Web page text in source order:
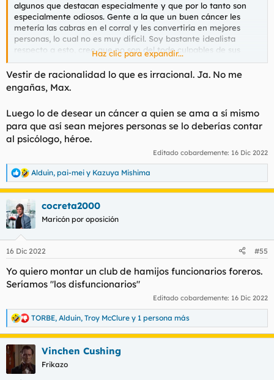
algunos que destacan especialmente y que por lo tanto son
especialmente odiosos. Gente a la que un buen cáncer les
metería las cabras en el corral y les convertiría en mejores
personas, lo cual no es muy difícil. Soy bastante idealista
respecto a esto, creo que no son del todo culpables de sus
delirios y su intensa estupidez, así que pienso que si un cáncer
les sorprendiera serían capaces de reflexionar sobre lo vacuo
de su egocentrismo y soberbia. En realidad es más probable
que en esa tesitura se mostraran contumaces.
Creo que no hace falta dar nombres siquiera.
De todas formas el hilo va de odios irracionales y mi odio es
profundamente racional. Sepan disculparme, panas.
Haz clic para expandir...
Vestir de racionalidad lo que es irracional. Ja. No me
engañas, Max.
Luego lo de desear un cáncer a quien se ama a sí mismo
para que así sean mejores personas se lo deberías contar
al psicólogo, héroe.
Editado cobardemente: 16 Dic 2022
R
e
a
c
c
i
e
:
Alduin, pai-mei y Kazuya Mishima
cocreta2000
Maricón por oposición
16 Dic 2022 #55
Yo quiero montar un club de hamijos funcionarios foreros.
Seríamos "los disfuncionarios"
Editado cobardemente: 16 Dic 2022
R
e
a
c
c
i
TORBE, Alduin, Troy McClure y 1 persona más
Vinchen Cushing
Frikazo